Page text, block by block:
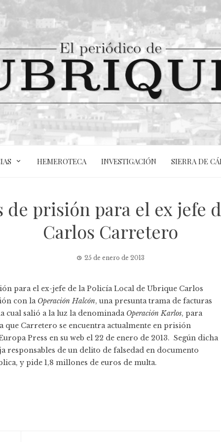
HEMEROTECA INVESTIGACIÓN SIERRA DE
de prisión para el ex jefe
Carlos Carretero
25 de enero de 2013
para el ex-jefe de la Policía Local de Ubrique Carlos
con la Operación Halcón, una presunta trama de facturas
cual salió a la luz la denominada Operación Karlos, para
Carretero se encuentra actualmente en prisión
Press en su web el 22 de enero de 2013. Según dicha
responsables de un delito de falsedad en documento
y pide 1,8 millones de euros de multa.